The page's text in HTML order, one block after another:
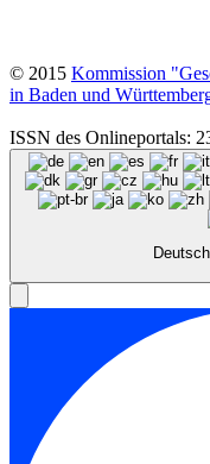
© 2015 Kommission
in Baden und
ISSN des Onlineportals:
Deutsch